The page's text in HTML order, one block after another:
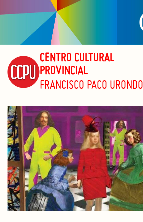
CENTRO CULTURAL
PROVINCIAL
FRANCISCO PACO URONDO